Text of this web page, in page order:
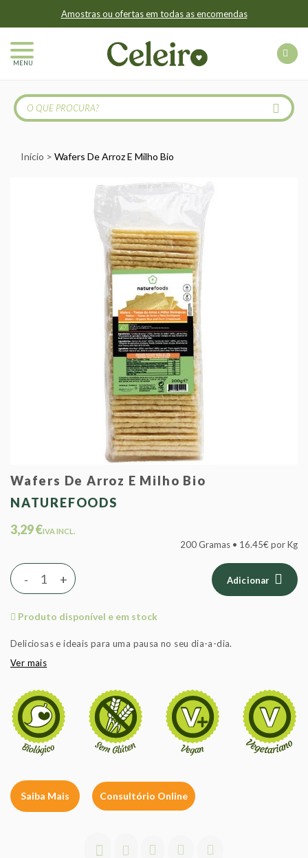
Amostras ou ofertas em todas as encomendas
MENU
Início Wafers De Arroz E Milho Bio
Wafers De Arroz E Milho Bio
NATUREFOODS
3,29 €IVA INCL.
200 Gramas • 16.45€ por Kg
+
- Adicionar
Produto disponível e em stock
Deliciosas e ideais para uma pausa no seu dia-a-dia.
Ver mais
Saiba Mais Consultório Online